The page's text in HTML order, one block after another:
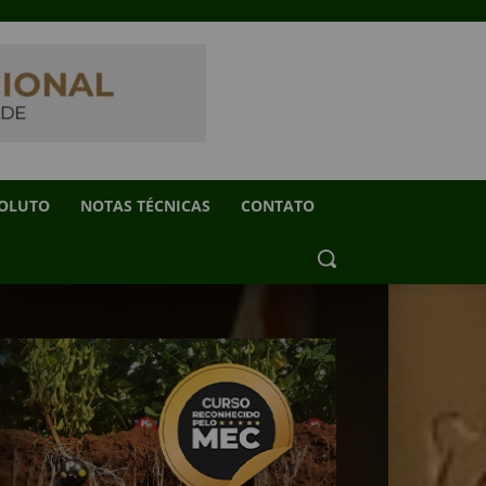
NOTAS TÉCNICAS CONTATO